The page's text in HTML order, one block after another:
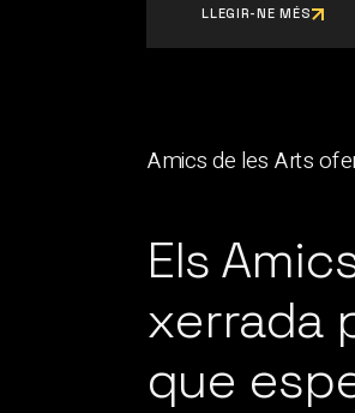
LLEGIR-NE MÉS
Els
xerrada
que